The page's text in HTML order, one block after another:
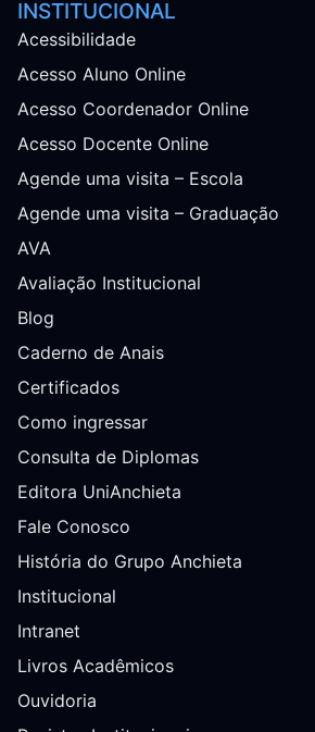
INSTITUCIONAL
Acessibilidade
Acesso Aluno Online
Acesso Coordenador Online
Acesso Docente Online
Agende uma visita – Escola
Agende uma visita – Graduação
AVA
Avaliação Institucional
Blog
Caderno de Anais
Certificados
Como ingressar
Consulta de Diplomas
Editora UniAnchieta
Fale Conosco
História do Grupo Anchieta
Institucional
Intranet
Livros Acadêmicos
Ouvidoria